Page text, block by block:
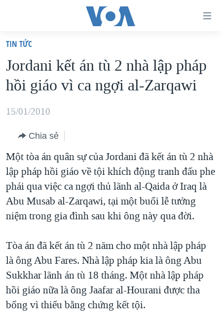
truy
cập
Tới
dung
chính
điều
hướng
chính
Đi
tới
VIỆT NAM
HOA KỲ
BIỂN ĐÔNG
BLOG
DIỄN ĐÀN
MỤC
TỰ DO BÁO CHÍ
VẠCH TRẦN TIN GIẢ
ĐỜI SỐNG
KINH TẾ
KHOA HỌC
SỨC KHOẺ
CHUYÊN ĐỀ
CHIẾN TRANH THƯƠNG MẠI CỦA MỸ: QUÁ KHỨ VÀ HIỆN
HÀNH TRÌNH BẦU CỬ 2024
MỘT NĂM CHIẾN TRANH TẠI DẢI GAZA
GIẢI MÃ VÀNH ĐAI & CON ĐƯỜNG
NGÀY TỊ NẠN THẾ GIỚI
TRỊNH VĨNH BÌNH - NGƯỜI HẠ 'BÊN THẮNG CUỘC'
HỌC TIẾNG ANH
NGHE
MẠNG XÃ HỘI
TIN TỨC
Jordani kết án tù 2 nhà lập pháp
hồi giáo vì ca ngợi al-Zarqawi
15/01/2010
Chia sẻ
Một tòa án quân sự của Jordani đã kết án tù 2 nhà
lập pháp hồi giáo về tội khích động tranh đấu phe
phái qua việc ca ngợi thủ lãnh al-Qaida ở Iraq là
Abu Musab al-Zarqawi, tại một buổi lễ tưởng
niệm trong gia đình sau khi ông này qua đời.
Tòa án đã kết án tù 2 năm cho một nhà lập pháp
là ông Abu Fares. Nhà lập pháp kia là ông Abu
Sukkhar lãnh án tù 18 tháng. Một nhà lập pháp
hồi giáo nữa là ông Jaafar al-Hourani được tha
bổng vì thiếu bằng chứng kết tội.